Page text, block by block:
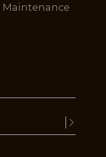
Maintenance